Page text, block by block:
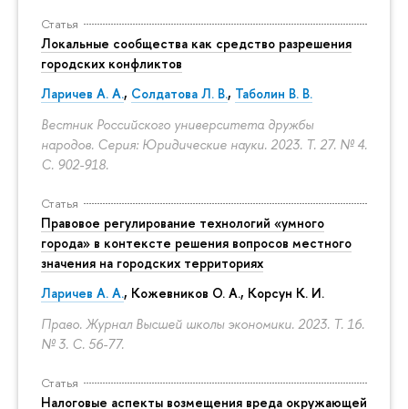
Статья
Локальные сообщества как средство разрешения
городских конфликтов
Ларичев А. А., Солдатова Л. В., Таболин В. В.
Вестник Российского университета дружбы
народов. Серия: Юридические науки. 2023. Т. 27. № 4.
С. 902-918.
Статья
Правовое регулирование технологий «умного
города» в контексте решения вопросов местного
значения на городских территориях
Ларичев А. А., Кожевников О. А., Корсун К. И.
Право. Журнал Высшей школы экономики. 2023. Т. 16.
№ 3. С. 56-77.
Статья
Налоговые аспекты возмещения вреда окружающей